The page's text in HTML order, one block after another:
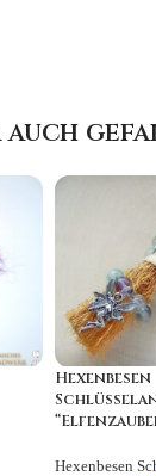
Hexenbesen
Hexenbesen